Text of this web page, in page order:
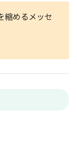
縮めるメッセ